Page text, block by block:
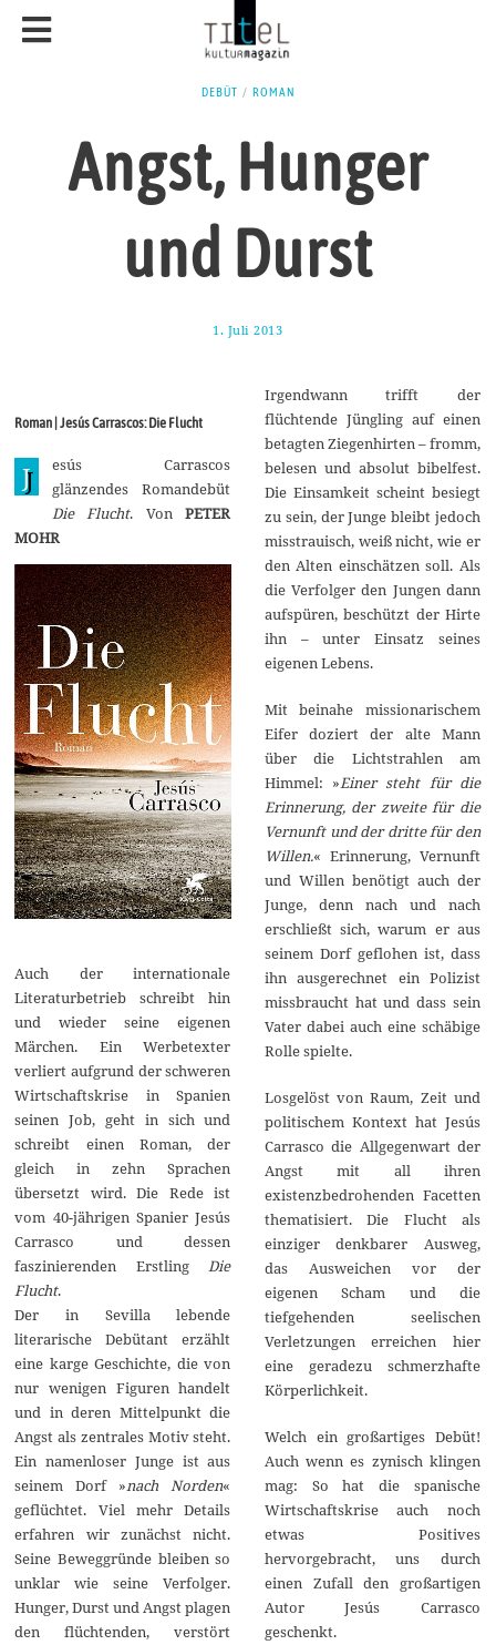
DEBÜT / ROMAN
Angst, Hunger
und Durst
1. Juli 2013
e
e
m
b
e
r
2
1
3
Roman | Jesús Carrascos: Die Flucht
J
esús Carrascos
glänzendes Romandebüt
Die Flucht. VonPETER
MOHR
Auch der internationale
Literaturbetrieb schreibt hin
und wieder seine eigenen
Märchen. Ein Werbetexter
verliert aufgrund der schweren
Wirtschaftskrise in Spanien
seinen Job, geht in sich und
schreibt einen Roman, der
gleich in zehn Sprachen
übersetzt wird. Die Rede ist
vom 40-jährigen Spanier Jesús
Carrasco und dessen
faszinierenden ErstlingDie
Flucht.
Der in Sevilla lebende
literarische Debütant erzählt
eine karge Geschichte, die von
nur wenigen Figuren handelt
und in deren Mittelpunkt die
Angst als zentrales Motiv steht.
Ein namenloser Junge ist aus
seinem Dorf »nach Norden«
geflüchtet. Viel mehr Details
erfahren wir zunächst nicht.
Seine Beweggründe bleiben so
unklar wie seine Verfolger.
Hunger, Durst und Angst plagen
den flüchtenden, verstört
Irgendwann trifft der
flüchtende Jüngling auf einen
betagten Ziegenhirten – fromm,
belesen und absolut bibelfest.
Die Einsamkeit scheint besiegt
zu sein, der Junge bleibt jedoch
misstrauisch, weiß nicht, wie er
den Alten einschätzen soll. Als
die Verfolger den Jungen dann
aufspüren, beschützt der Hirte
ihn – unter Einsatz seines
eigenen Lebens.
Mit beinahe missionarischem
Eifer doziert der alte Mann
über die Lichtstrahlen am
Himmel: »Einer steht für die
Erinnerung, der zweite für die
Vernunft und der dritte für den
Willen.« Erinnerung, Vernunft
und Willen benötigt auch der
Junge, denn nach und nach
erschließt sich, warum er aus
seinem Dorf geflohen ist, dass
ihn ausgerechnet ein Polizist
missbraucht hat und dass sein
Vater dabei auch eine schäbige
Rolle spielte.
Losgelöst von Raum, Zeit und
politischem Kontext hat Jesús
Carrasco die Allgegenwart der
Angst mit all ihren
existenzbedrohenden Facetten
thematisiert. Die Flucht als
einziger denkbarer Ausweg,
das Ausweichen vor der
eigenen Scham und die
tiefgehenden seelischen
Verletzungen erreichen hier
eine geradezu schmerzhafte
Körperlichkeit.
Welch ein großartiges Debüt!
Auch wenn es zynisch klingen
mag: So hat die spanische
Wirtschaftskrise auch noch
etwas Positives
hervorgebracht, uns durch
einen Zufall den großartigen
Autor Jesús Carrasco
geschenkt.